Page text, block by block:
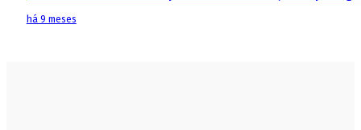
há 9 meses